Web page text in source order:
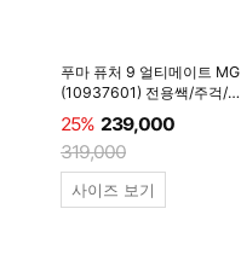
푸마 퓨처 9 얼티메이트 MG
(10937601) 전용쌕/주걱/
양말 #
25% 239,000
319,000
사이즈 보기